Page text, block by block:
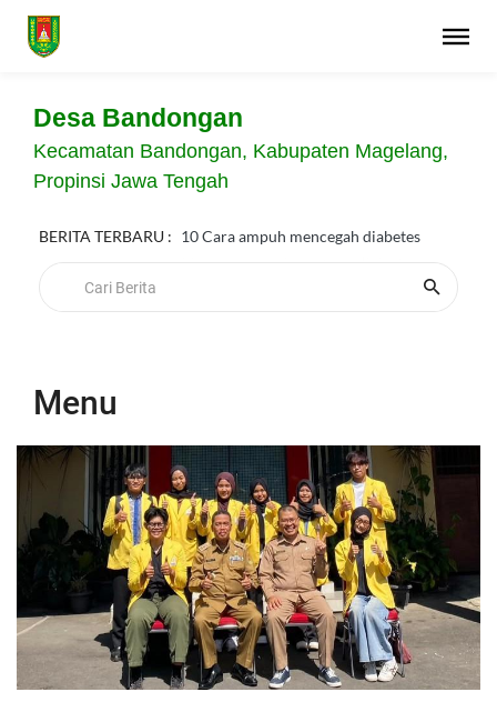
Desa Bandongan
Kecamatan Bandongan, Kabupaten Magelang,
Propinsi Jawa Tengah
BERITA TERBARU : 10 Cara ampuh mencegah diabetes
Menu